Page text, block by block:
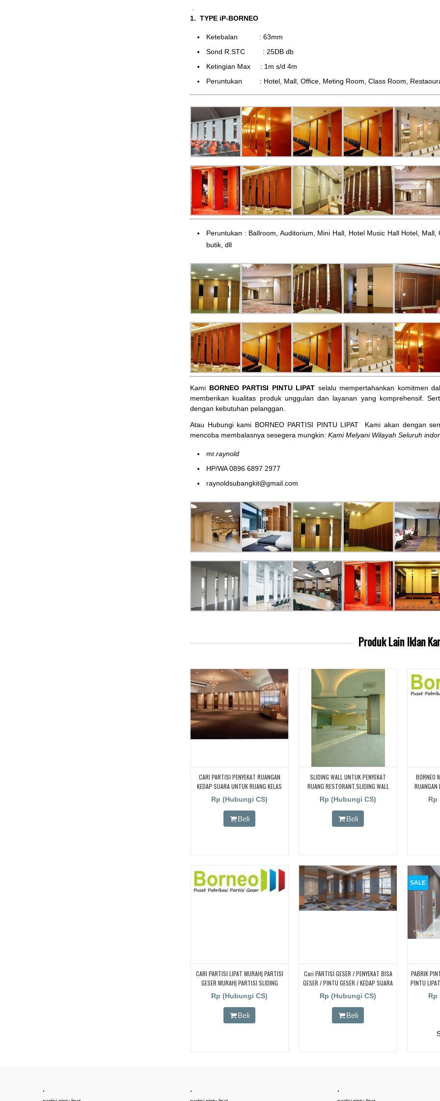
1. TYPE iP-BORNEO
Ketebalan : 63mm
Sond R.STC : 25DB db
Ketingian Max : 1m s/d 4m
Peruntukan : Hotel, Mall, Office, Meting Room, Class Room,
Peruntukan : Ballroom, Auditorium, Mini Hall, Hotel Music Hall Hotel,
butik, dll
Kami BORNEO PARTISI PINTU LIPAT selalu mempertahankan komitmen
memberikan kualitas produk unggulan dan layanan yang komprehensif.
dengan kebutuhan pelanggan.
Atau Hubungi kami BORNEO PARTISI PINTU LIPAT
Kami akan dengan
mencoba membalasnya sesegera mungkin: Kami Melyani Wilayah Seluruh
mr.raynold
HP/WA 0896 6897 2977
raynoldsubangkit@gmail.com
Produk LainIklan
CARI PARTISI PENYEKAT RUANGAN
KEDAP SUARA UNTUK RUANG KELAS
KAMPUS, CARI PARTISI PENYEKAT
RUANGAN KEDAP SUARA UNTUK
RUANG KELAS KAMPUS, CARI PARTISI
PENYEKAT RUANGAN KEDAP SUARA
Rp (Hubungi CS)
Beli
SLIDING WALL UNTUK PENYEKAT
RUANG RESTORANT,SLIDING WALL
UNTUK PENYEKAT RUANG
RESTORANT,SLIDING WALL UNTUK
PENYEKAT RUANG RESTORANT,SLIDING
WALL UNTUK PENYEKAT RUANG
Rp (Hubungi CS)
Beli
BORNEO
RUANGAN
TUTUPRp
CARI PARTISI LIPAT MURAH| PARTISI
GESER MURAH| PARTISI SLIDING
MURAH
Rp (Hubungi CS)
Beli
Cari PARTISI GESER / PENYEKAT BISA
GESER / PINTU GESER / KEDAP SUARA
Rp (Hubungi CS)
Beli
SALE
PABRIK
PINTU
PNTURp
. . .